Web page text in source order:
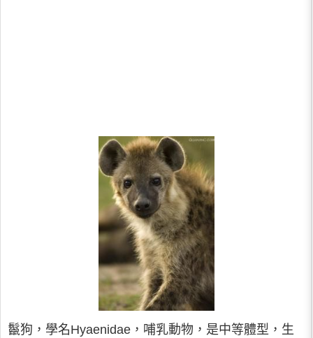
鬣狗，學名Hyaenidae，哺乳動物，是中等體型，生